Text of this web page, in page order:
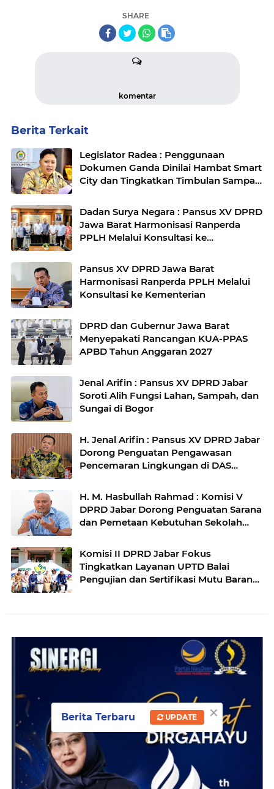
SHARE
komentar
Berita Terkait
Legislator Radea : Penggunaan
Dokumen Ganda Dinilai Hambat Smart
City dan Tingkatkan Timbulan Sampah
Dadan Surya Negara : Pansus XV DPRD
Jawa Barat Harmonisasi Ranperda
PPLH Melalui Konsultasi ke
Pansus XV DPRD Jawa Barat
Harmonisasi Ranperda PPLH Melalui
Konsultasi ke Kementerian
DPRD dan Gubernur Jawa Barat
Menyepakati Rancangan KUA-PPAS
APBD Tahun Anggaran 2027
Jenal Arifin : Pansus XV DPRD Jabar
Soroti Alih Fungsi Lahan, Sampah, dan
Sungai di Bogor
H. Jenal Arifin : Pansus XV DPRD Jabar
Dorong Penguatan Pengawasan
Pencemaran Lingkungan di DAS
H. M. Hasbullah Rahmad : Komisi V
DPRD Jabar Dorong Penguatan Sarana
dan Pemetaan Kebutuhan Sekolah
Komisi II DPRD Jabar Fokus
Tingkatkan Layanan UPTD Balai
Pengujian dan Sertifikasi Mutu Barang
×
Berita Terbaru UPDATE